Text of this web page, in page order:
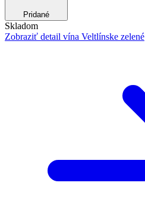
Pridané
Skladom
Zobraziť detail vína Veltlínske zelené